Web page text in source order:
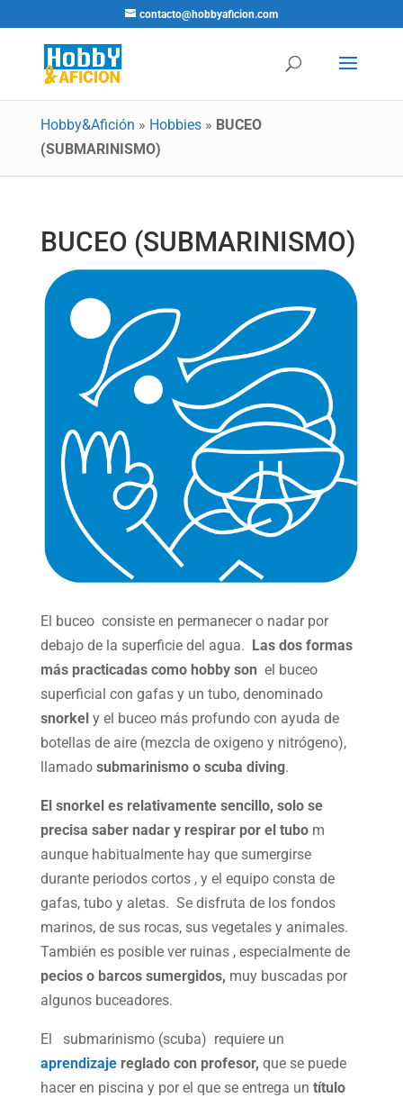
contacto@hobbyaficion.com
Hobby&Afición » Hobbies» BUCEO
(SUBMARINISMO)
BUCEO (SUBMARINISMO)
El buceo consiste en permanecer o nadar por
debajo de la superficie del agua.
Las dos formas
más practicadas como hobby son el buceo
superficial con gafas y un tubo, denominado
snorkel y el buceo más profundo con ayuda de
botellas de aire (mezcla de oxigeno y nitrógeno),
llamado submarinismo o scuba diving.
El snorkel es relativamente sencillo, solo se
precisa saber nadar y respirar por el tubom
aunque habitualmente hay que sumergirse
durante periodos cortos , y el equipo consta de
gafas, tubo y aletas. Se disfruta de los fondos
marinos, de sus rocas, sus vegetales y animales.
También es posible ver ruinas , especialmente de
pecios o barcos sumergidos, muy buscadas por
algunos buceadores.
El submarinismo (scuba) requiere un
aprendizajereglado con profesor, que se puede
hacer en piscina y por el que se entrega un título